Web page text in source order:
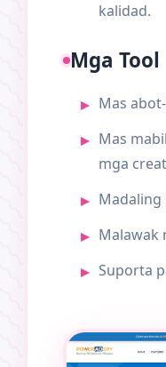
kalidad.
Mga Tool
Mas
Mas
mga
Malawak
Suporta